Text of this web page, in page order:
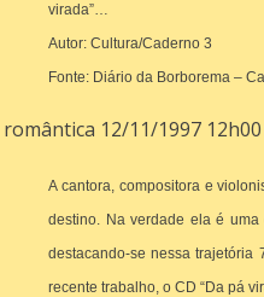
virada”…
Autor: Cultura/Caderno 3
Fonte: Diário da Borborema –
12/11/1997 12h00
A cantora, compositora e
destino. Na verdade ela é
destacando-se nessa trajetória
recente trabalho, o CD “Da pá